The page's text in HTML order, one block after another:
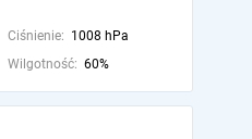
Ciśnienie: 1008 hPa
Wilgotność: 60%